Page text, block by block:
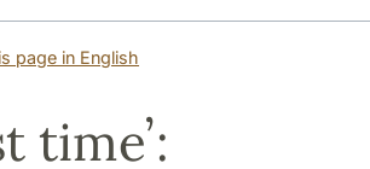
page in English
timeʼ: